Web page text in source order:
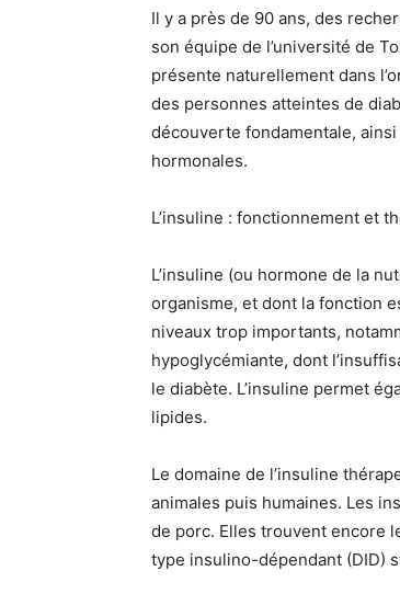
Il y a près de 90 ans, des
son équipe de l’université de
présente naturellement dans
des personnes atteintes de
découverte fondamentale,
hormonales.
L’insuline : fonctionnement et
L’insuline (ou hormone de la
organisme, et dont la fonction
niveaux trop importants,
hypoglycémiante, dont
le diabète. L’insuline permet
lipides.
Le domaine de l’insuline
animales puis humaines. Les
de porc. Elles trouvent encore
type insulino-dépendant (DID)